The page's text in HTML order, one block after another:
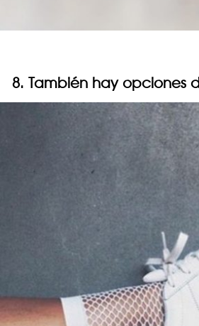
8. También hay opciones